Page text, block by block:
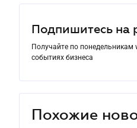
Подпишитесь на
Получайте по понедельникам
событиях бизнеса
Похожие